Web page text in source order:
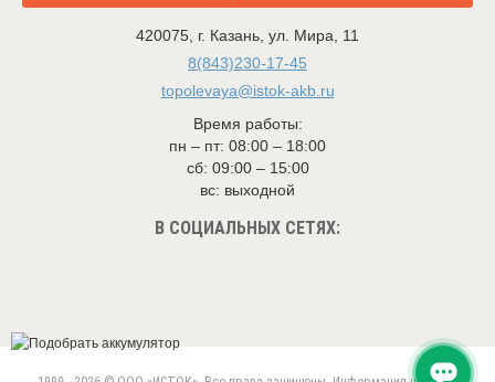
420075 г. Казань ул. Мира, 11
8(843)230-17-45
topolevaya@istok-akb.ru
Время работы:
пн – пт: 08:00 – 18:00
сб: 09:00 – 15:00
вс: выходной
В СОЦИАЛЬНЫХ СЕТЯХ: